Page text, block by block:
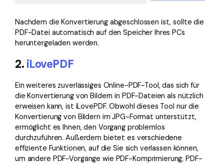
Nachdem die Konvertierung abgeschlossen ist, sollte die
PDF-Datei automatisch auf den Speicher Ihres PCs
heruntergeladen werden.
2. iLovePDF
Ein weiteres zuverlässiges Online-PDF-Tool, das sich für
die Konvertierung von Bildern in PDF-Dateien als nützlich
erweisen kann, ist iLovePDF. Obwohl dieses Tool nur die
Konvertierung von Bildern im JPG-Format unterstützt,
ermöglicht es Ihnen, den Vorgang problemlos
durchzuführen. Außerdem bietet es verschiedene
effiziente Funktionen, auf die Sie sich verlassen können,
um andere PDF-Vorgänge wie PDF-Komprimierung, PDF-